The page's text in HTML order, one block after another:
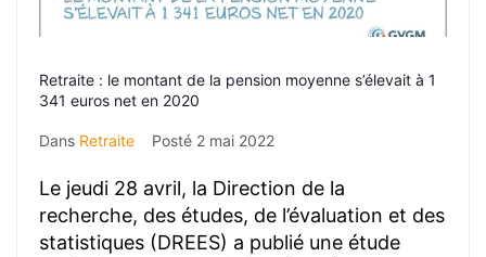
Retraite : le montant de la pension moyenne s’élevait à 1
341 euros net en 2020
Dans Retraite Posté 2 mai 2022
Le jeudi 28 avril, la Direction de la
recherche, des études, de l’évaluation et des
statistiques (DREES) a publié une étude